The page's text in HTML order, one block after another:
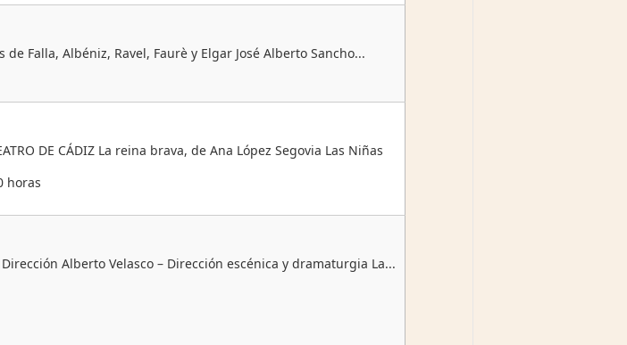
Falla, Albéniz, Ravel, Faurè y Elgar José Alberto Sancho...
DE CÁDIZ La reina brava, de Ana López Segovia Las Niñas
horas
Alberto Velasco – Dirección escénica y dramaturgia La...